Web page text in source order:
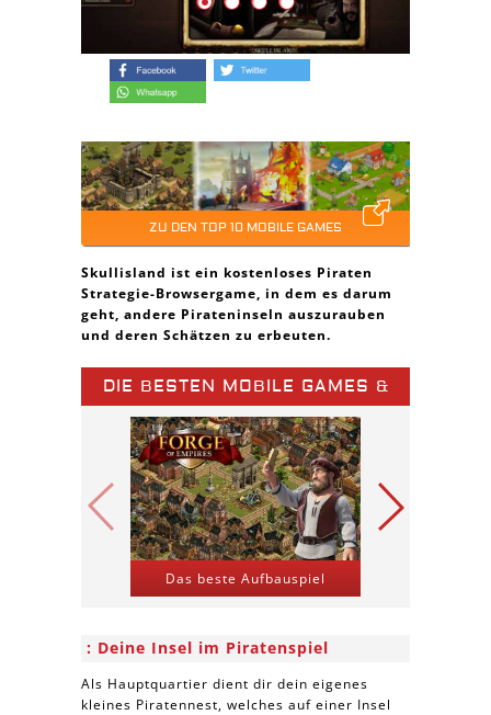
ZU DEN TOP 10 MOBILE GAMES
Skullisland ist ein kostenloses Piraten
Strategie-Browsergame, in dem es darum
geht, andere Pirateninseln auszurauben
und deren Schätzen zu erbeuten.
DIE BESTEN MOBILE GAMES &
SPIELE APPS
Das beste Aufbauspiel
Deine Insel im Piratenspiel
Als Hauptquartier dient dir dein eigenes
kleines Piratennest, welches auf einer Insel